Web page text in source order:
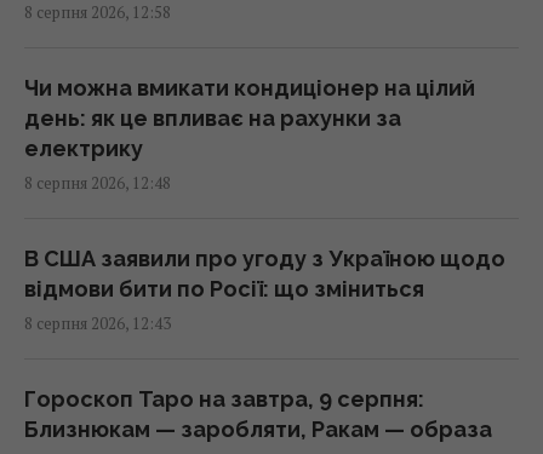
Перший титульний поєдинок Олександра
ексклюзивно на Київстар ТБ
13:38 субота, 08 серпня 2026
На один знак Зодіаку ось-ось чекає
випробувань
13:23 субота, 08 серпня 2026
системи проти дронів
13:13 субота, 08 серпня 2026
8 серпня 2026, 12:58
Чи можна вмикати кондиціонер на цілий
день: як це впливає на рахунки за
електрику
8 серпня 2026, 12:48
В США заявили про угоду з Україною щодо
відмови бити по Росії: що зміниться
8 серпня 2026, 12:43
Гороскоп Таро на завтра, 9 серпня:
Близнюкам — заробляти, Ракам — образа